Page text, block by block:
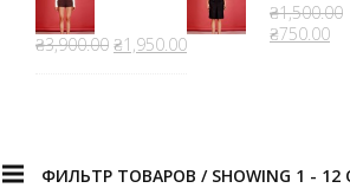
₴3,900.00 ₴1,950.00
₴1,500.00
₴750.00
ФИЛЬТР ТОВАРОВ / SHOWING 1 - 12